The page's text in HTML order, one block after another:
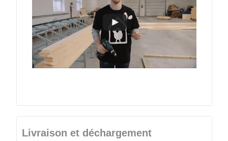
Livraison et déchargement